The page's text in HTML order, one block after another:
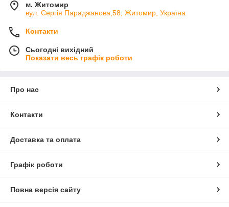
м. Житомир
вул. Сергія Параджанова,58, Житомир, Україна
Контакти
Сьогодні вихідний
Показати весь графік роботи
Про нас
Контакти
Доставка та оплата
Графік роботи
Повна версія сайту